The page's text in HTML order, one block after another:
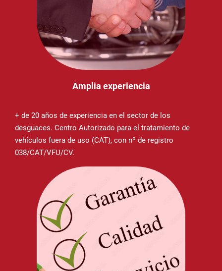
Amplia experiencia
+ de 20 años de experiencia en el sector de los
desguaces. Centro Autorizado para el tratamiento de
vehículos fuera de uso (CAT), con nº de registro
038/CAT/VFU/CV.